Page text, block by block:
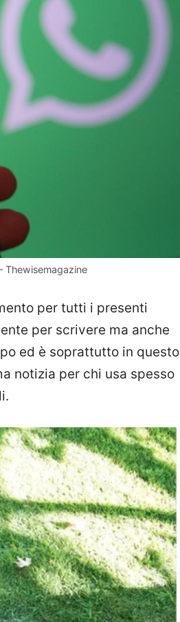
Thewisemagazine
per tutti i presenti
per scrivere ma anche
ed è soprattutto in questo
notizia per chi usa spesso